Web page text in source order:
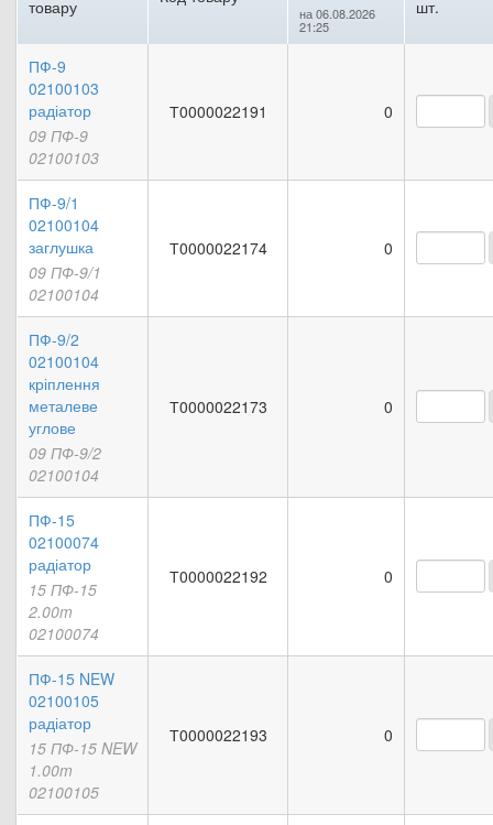
товару
на 06.08.2026
21:25
шт.
ПФ-9
02100103
радіатор
09 ПФ-9
02100103
Т0000022191 0
ПФ-9/1
02100104
заглушка
09 ПФ-9/1
02100104
Т0000022174 0
ПФ-9/2
02100104
кріплення
металеве
углове
09 ПФ-9/2
02100104
Т0000022173 0
ПФ-15
02100074
радіатор
15 ПФ-15
2.00m
02100074
Т0000022192 0
ПФ-15 NEW
02100105
радіатор
15 ПФ-15 NEW
1.00m
02100105
Т0000022193 0